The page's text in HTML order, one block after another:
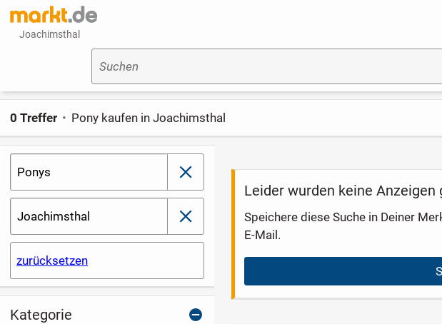
Joachimsthal
Suchen
Ponys schließen
Joachimsthal schließen
zurücksetzen
0 Treffer Pony kaufen in Joachimsthal
Leider wurden keine Anzeigen
Speichere diese Suche in Deiner
E-Mail.
Kategorie